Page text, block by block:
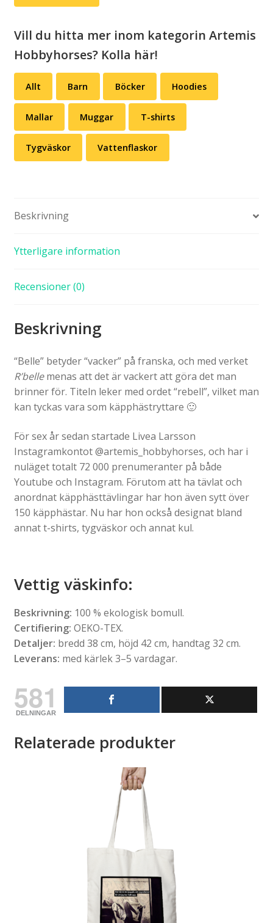
Vill du hitta mer inom kategorin Artemis
Hobbyhorses? Kolla här!
Allt Barn Böcker Hoodies
Mallar Muggar T-shirts
Tygväskor Vattenflaskor
Beskrivning
Ytterligare information
Recensioner (0)
Beskrivning
“Belle” betyder “vacker” på franska, och med verket
R’bellemenas att det är vackert att göra det man
brinner för. Titeln leker med ordet “rebell”, vilket man
kan tyckas vara som käpphästryttare 🙂
För sex år sedan startade Livea Larsson
Instagramkontot @artemis_hobbyhorses, och har i
nuläget totalt 72 000 prenumeranter på både
Youtube och Instagram. Förutom att ha tävlat och
anordnat käpphästtävlingar har hon även sytt över
150 käpphästar. Nu har hon också designat bland
annat t-shirts, tygväskor och annat kul.
Vettig väskinfo:
Beskrivning: 100 % ekologisk bomull.
Certifiering: OEKO-TEX.
Detaljer: bredd 38 cm, höjd 42 cm, handtag 32 cm.
Leverans: med kärlek 3–5 vardagar.
581
DELNINGAR
Relaterade produkter